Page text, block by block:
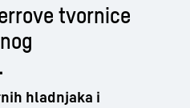
tvornice
hladnjaka i